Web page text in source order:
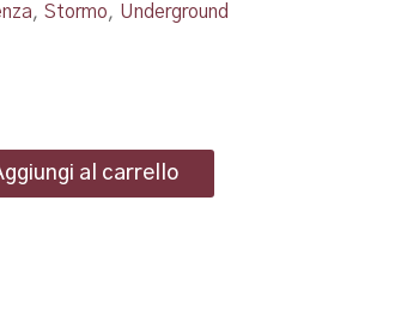
, Stormo, Underground
al carrello